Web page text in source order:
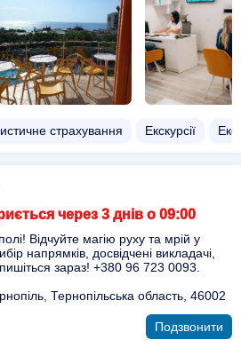
страхування Екскурсії
через 3 днів о 09:00
Відчуйте магію руху та мрій у
напрямків, досвідчені викладачі,
зараз! +380 96 723 0093.
Тернопільська область, 46002
Подзвонити